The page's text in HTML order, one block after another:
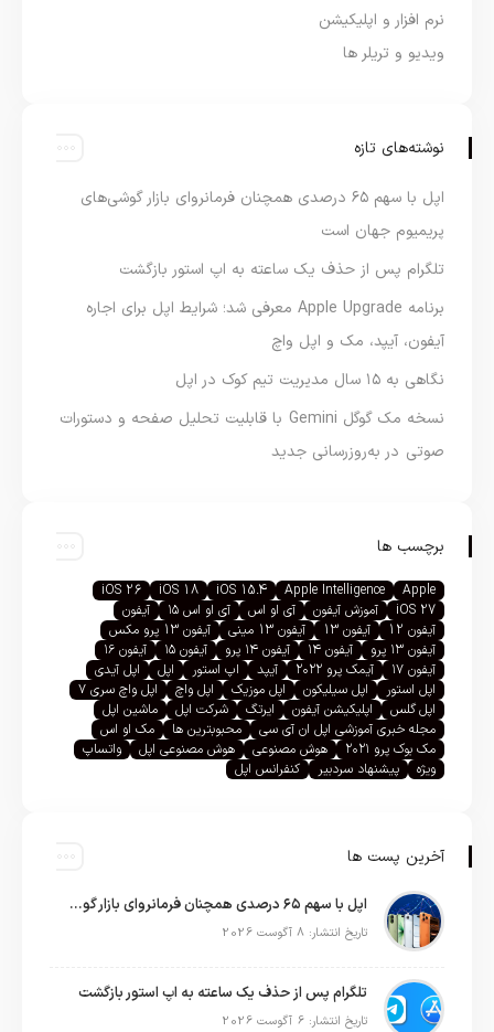
نرم افزار و اپلیکیشن
ویدیو و تریلر ها
نوشته‌های تازه
اپل با سهم ۶۵ درصدی همچنان فرمانروای بازار گوشی‌های
پریمیوم جهان است
تلگرام پس از حذف یک ساعته به اپ استور بازگشت
برنامه Apple Upgrade معرفی شد؛ شرایط اپل برای اجاره
آیفون، آیپد، مک و اپل واچ
نگاهی به ۱۵ سال مدیریت تیم کوک در اپل
نسخه مک گوگل Gemini با قابلیت تحلیل صفحه و دستورات
صوتی در به‌روزرسانی جدید
برچسب ها
Apple
Apple Intelligence
iOS 15.4
iOS 18
iOS 26
iOS 27
آموزش آیفون آی او اس آی او اس ۱۵
آیفون
آیفون 12
آیفون 13 آیفون 13 مینی
آیفون 13 پرو مکس
آیفون ۱۳ پرو
آیفون ۱۴ آیفون ۱۴ پرو آیفون ۱۵
آیفون ۱۶
آیفون ۱۷
آیمک پرو ۲۰۲۲ آیپد اپ استور اپل
اپل آیدی
اپل استور
اپل سیلیکون اپل موزیک اپل واچ
اپل واچ سری ۷
اپل گلس
اپلیکیشن آیفون ایرتگ شرکت اپل
ماشین اپل
مجله خبری آموزشی اپل ان آی سی
محبوبترین ها
مک او اس
مک بوک پرو ۲۰۲۱
هوش مصنوعی هوش مصنوعی اپل
واتساپ
ویژه
پیشنهاد سردبیر کنفرانس اپل
آخرین پست ها
اپل با سهم ۶۵ درصدی همچنان فرمانروای بازار گوشی‌های پریمیوم جهان است
تاریخ انتشار: 8 آگوست 2026
تلگرام پس از حذف یک ساعته به اپ استور بازگشت
تاریخ انتشار: 6 آگوست 2026